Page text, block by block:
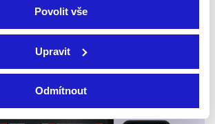
Povolit vše
Upravit
Odmítnout
Google, Samsung, LG, VIDAA